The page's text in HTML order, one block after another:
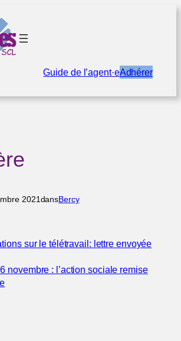
Guide de l’agent·eAdhérer
2021dansBercy
sur le télétravail: lettre envoyée
novembre : l’action sociale remise